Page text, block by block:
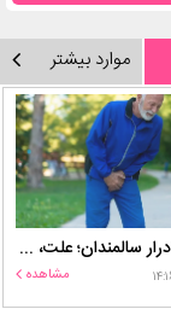
موارد بیشتر
بی اختیاری ادرار سالمندان؛ علت، درمان و روش‌های کنترل در منزل
مشاهده